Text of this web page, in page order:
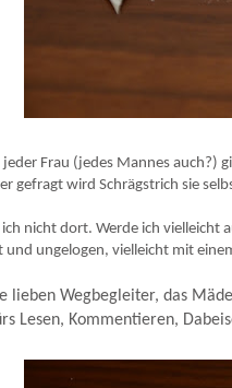
jeder Frau (jedes Mannes auch?)
gefragt wird Schrägstrich sie
nicht dort. Werde ich vielleicht
und ungelogen, vielleicht mit
lieben Wegbegleiter, das
Lesen, Kommentieren,